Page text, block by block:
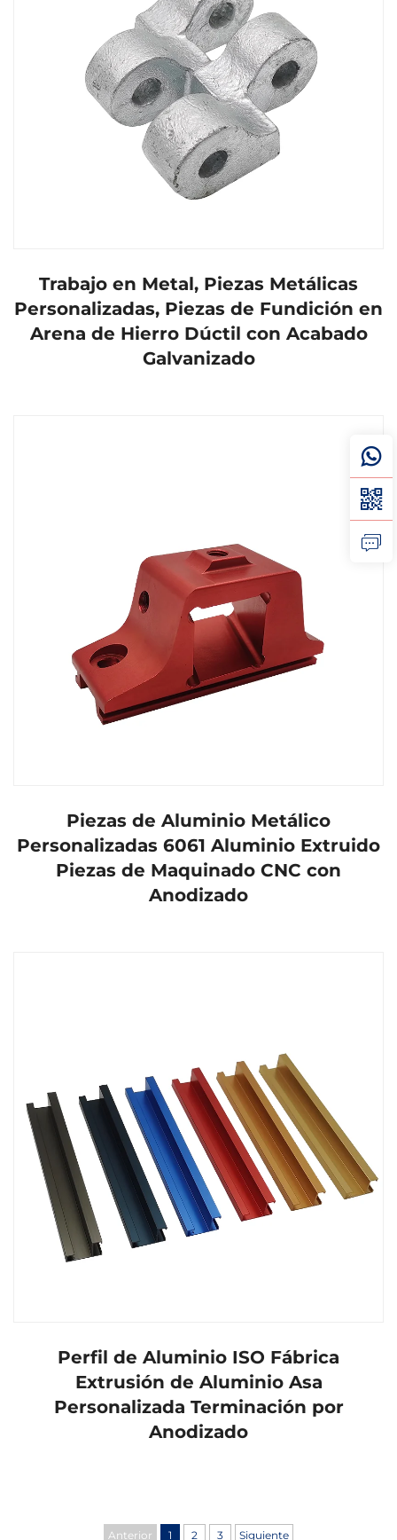
Trabajo en Metal, Piezas Metálicas
Personalizadas, Piezas de Fundición en
Arena de Hierro Dúctil con Acabado
Galvanizado
Piezas de Aluminio Metálico
Personalizadas 6061 Aluminio Extruido
Piezas de Maquinado CNC con
Anodizado
Perfil de Aluminio ISO Fábrica
Extrusión de Aluminio Asa
Personalizada Terminación por
Anodizado
Anterior 1 2 3 Siguiente